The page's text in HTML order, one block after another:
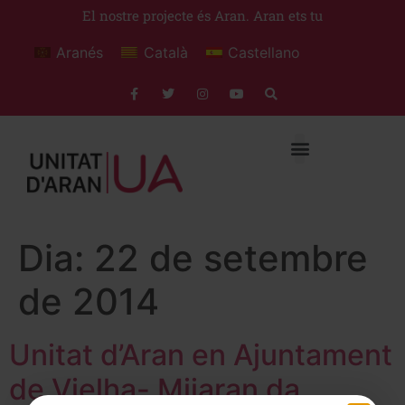
El nostre projecte és Aran. Aran ets tu
Aranés Català Castellano
Dia: 22 de setembre
de 2014
Unitat d’Aran en Ajuntament
de Vielha- Mijaran da